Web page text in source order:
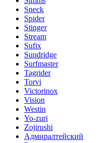
Sneck
Spider
Stinger
Stream
Sufix
Sundridge
Surfmaster
Tagrider
Torvi
Victorinox
Vision
Westin
Yo-zuri
Zojirushi
Адмиралтейский